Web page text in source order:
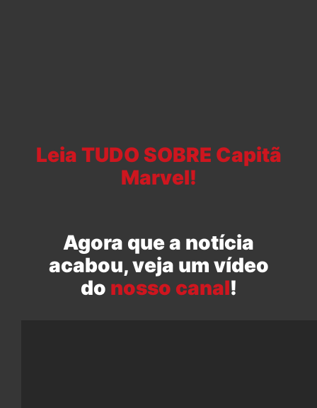
Leia TUDO SOBRE Capitã
Marvel!
Agora que a notícia
acabou, veja um vídeo
do nosso canal!